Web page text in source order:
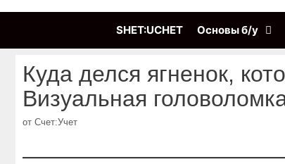
SHET:UCHET Основы б/у
Куда делся ягненок,
Визуальная
от Счет:Учет